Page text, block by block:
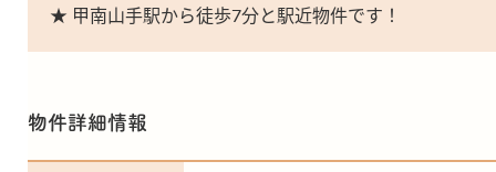
★ 甲南山手駅から徒歩7分と駅近物件です！
物件詳細情報